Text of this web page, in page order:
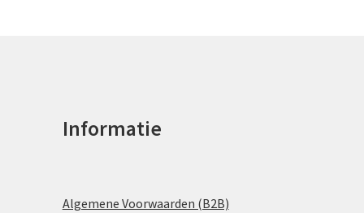
Informatie
Algemene Voorwaarden (B2B)